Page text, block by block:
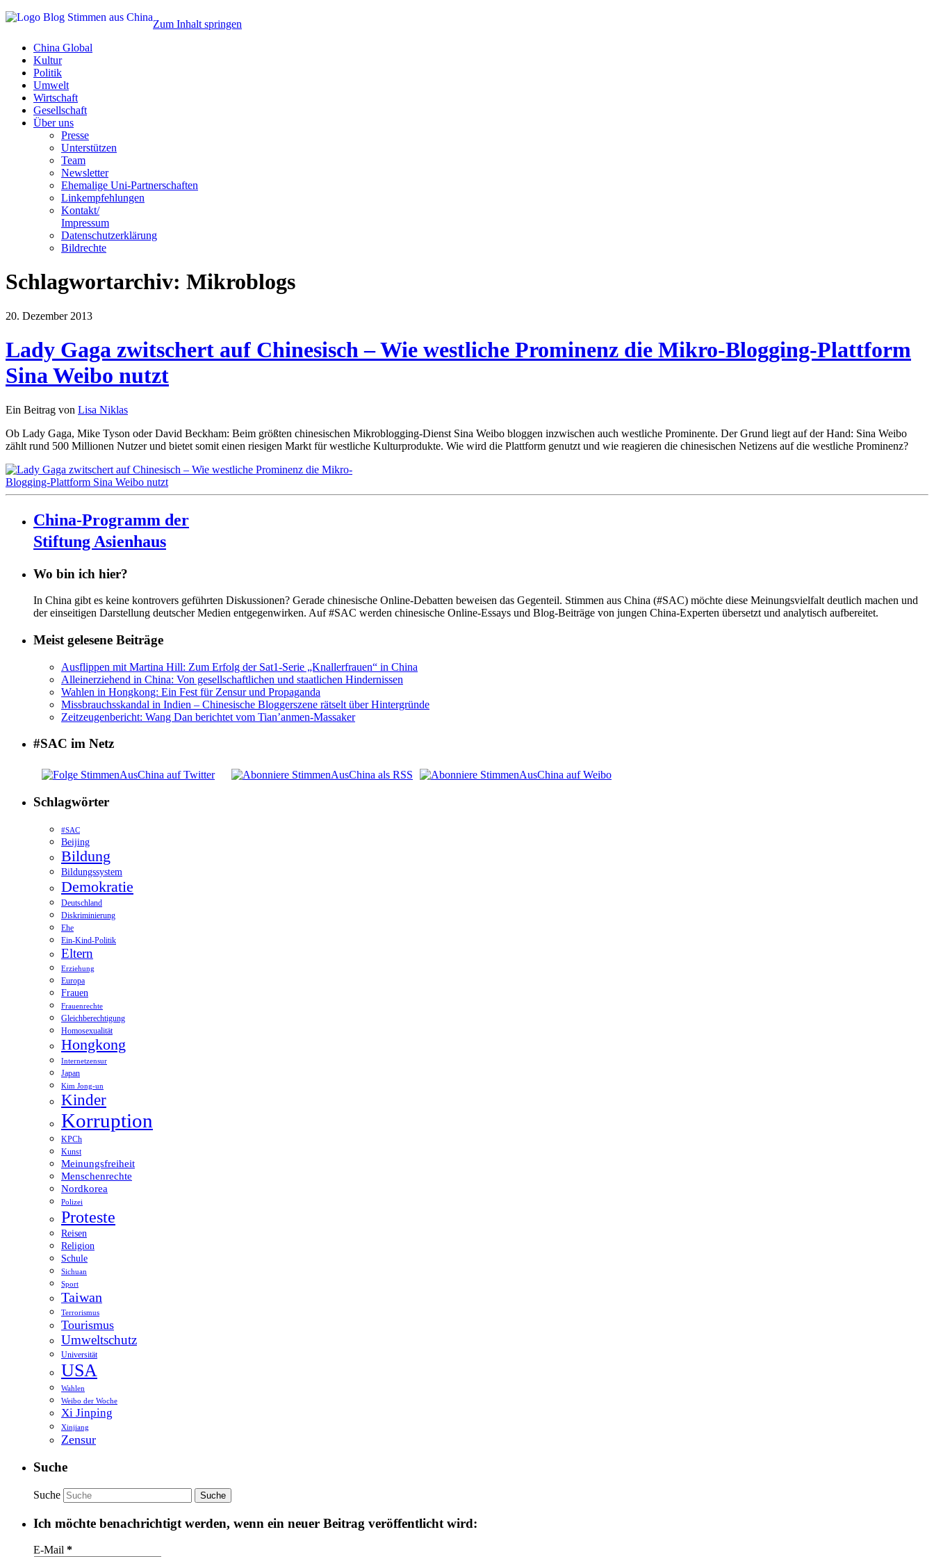
Zum Inhalt springen
China Global
Kultur
Politik
Umwelt
Wirtschaft
Gesellschaft
Über uns
Presse
Unterstützen
Team
Newsletter
Ehemalige Uni-Partnerschaften
Linkempfehlungen
Kontakt/
Impressum
Datenschutzerklärung
Bildrechte
Schlagwortarchiv: Mikroblogs
20. Dezember 2013
Lady Gaga zwitschert auf Chinesisch – Wie westliche Prominenz die Mikro-Blogging-Plattform
Sina Weibo nutzt
Ein Beitrag von Lisa Niklas
Ob Lady Gaga, Mike Tyson oder David Beckham: Beim größten chinesischen Mikroblogging-Dienst Sina Weibo bloggen inzwischen auch westliche Prominente. Der Grund liegt auf der Hand: Sina Weibo
zählt rund 500 Millionen Nutzer und bietet somit einen riesigen Markt für westliche Kulturprodukte. Wie wird die Plattform genutzt und wie reagieren die chinesischen Netizens auf die westliche Prominenz?
China-Programm der
Stiftung Asienhaus
Wo bin ich hier?
In China gibt es keine kontrovers geführten Diskussionen? Gerade chinesische Online-Debatten beweisen das Gegenteil. Stimmen aus China (#SAC) möchte diese Meinungsvielfalt deutlich machen und
der einseitigen Darstellung deutscher Medien entgegenwirken. Auf #SAC werden chinesische Online-Essays und Blog-Beiträge von jungen China-Experten übersetzt und analytisch aufbereitet.
Meist gelesene Beiträge
Ausflippen mit Martina Hill: Zum Erfolg der Sat1-Serie „Knallerfrauen“ in China
Alleinerziehend in China: Von gesellschaftlichen und staatlichen Hindernissen
Wahlen in Hongkong: Ein Fest für Zensur und Propaganda
Missbrauchsskandal in Indien – Chinesische Bloggerszene rätselt über Hintergründe
Zeitzeugenbericht: Wang Dan berichtet vom Tian’anmen-Massaker
#SAC im Netz
Schlagwörter
#SAC
Beijing
Bildung
Bildungssystem
Demokratie
Deutschland
Diskriminierung
Ehe
Ein-Kind-Politik
Eltern
Erziehung
Europa
Frauen
Frauenrechte
Gleichberechtigung
Homosexualität
Hongkong
Internetzensur
Japan
Kim Jong-un
Kinder
Korruption
KPCh
Kunst
Meinungsfreiheit
Menschenrechte
Nordkorea
Polizei
Proteste
Reisen
Religion
Schule
Sichuan
Sport
Taiwan
Terrorismus
Tourismus
Umweltschutz
Universität
USA
Wahlen
Weibo der Woche
Xi Jinping
Xinjiang
Zensur
Suche
Suche
Ich möchte benachrichtigt werden, wenn ein neuer Beitrag veröffentlicht wird:
E-Mail *